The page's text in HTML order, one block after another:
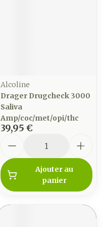
Alcoline
Drager Drugcheck 3000
Saliva
Amp/coc/met/opi/thc
39,95 €
Ajouter au
panier